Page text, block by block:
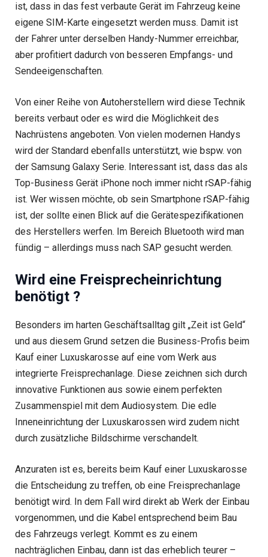
ist, dass in das fest verbaute Gerät im Fahrzeug keine
eigene SIM-Karte eingesetzt werden muss. Damit ist
der Fahrer unter derselben Handy-Nummer erreichbar,
aber profitiert dadurch von besseren Empfangs- und
Sendeeigenschaften.
Von einer Reihe von Autoherstellern wird diese Technik
bereits verbaut oder es wird die Möglichkeit des
Nachrüstens angeboten. Von vielen modernen Handys
wird der Standard ebenfalls unterstützt, wie bspw. von
der Samsung Galaxy Serie. Interessant ist, dass das als
Top-Business Gerät iPhone noch immer nicht rSAP-fähig
ist. Wer wissen möchte, ob sein Smartphone rSAP-fähig
ist, der sollte einen Blick auf die Gerätespezifikationen
des Herstellers werfen. Im Bereich Bluetooth wird man
fündig – allerdings muss nach SAP gesucht werden.
Wird eine Freisprecheinrichtung
benötigt ?
Besonders im harten Geschäftsalltag gilt „Zeit ist Geld“
und aus diesem Grund setzen die Business-Profis beim
Kauf einer Luxuskarosse auf eine vom Werk aus
integrierte Freisprechanlage. Diese zeichnen sich durch
innovative Funktionen aus sowie einem perfekten
Zusammenspiel mit dem Audiosystem. Die edle
Inneneinrichtung der Luxuskarossen wird zudem nicht
durch zusätzliche Bildschirme verschandelt.
Anzuraten ist es, bereits beim Kauf einer Luxuskarosse
die Entscheidung zu treffen, ob eine Freisprechanlage
benötigt wird. In dem Fall wird direkt ab Werk der Einbau
vorgenommen, und die Kabel entsprechend beim Bau
des Fahrzeugs verlegt. Kommt es zu einem
nachträglichen Einbau, dann ist das erheblich teurer –